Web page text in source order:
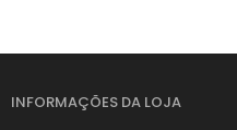
INFORMAÇÕES DA LOJA